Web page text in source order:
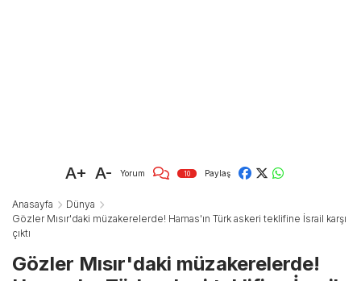
A+ A- Yorum 10 Paylaş
Anasayfa
Dünya
Gözler Mısır'daki müzakerelerde! Hamas'ın Türk askeri teklifine İsrail karşı
çıktı
Gözler Mısır'daki müzakerelerde!